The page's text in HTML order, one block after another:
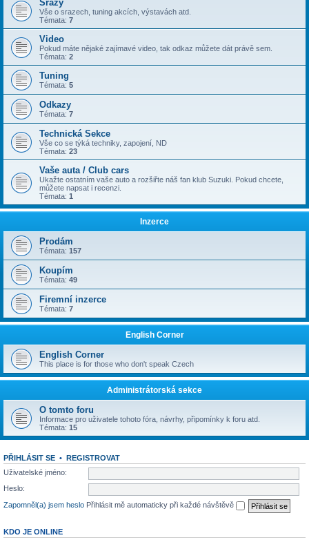
Srazy
Vše o srazech, tuning akcích, výstavách atd.
Témata: 7
Video
Pokud máte nějaké zajímavé video, tak odkaz můžete dát právě sem.
Témata: 2
Tuning
Témata: 5
Odkazy
Témata: 7
Technická Sekce
Vše co se týká techniky, zapojení, ND
Témata: 23
Vaše auta / Club cars
Ukažte ostatním vaše auto a rozšiřte náš fan klub Suzuki. Pokud chcete,
můžete napsat i recenzi.
Témata: 1
Inzerce
Prodám
Témata: 157
Koupím
Témata: 49
Firemní inzerce
Témata: 7
English Corner
English Corner
This place is for those who don't speak Czech
Administrátorská sekce
O tomto foru
Informace pro uživatele tohoto fóra, návrhy, připomínky k foru atd.
Témata: 15
PŘIHLÁSIT SE • REGISTROVAT
Uživatelské jméno:
Heslo:
Zapomněl(a) jsem heslo Přihlásit mě automaticky při každé návštěvě
KDO JE ONLINE